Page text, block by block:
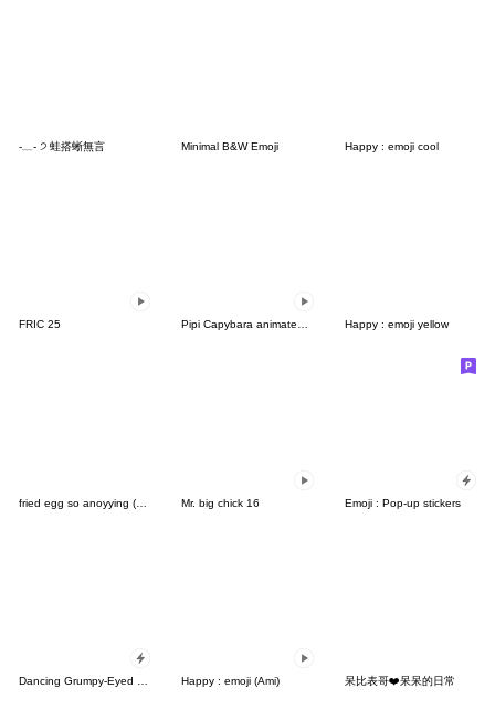
-﹏- ੭ 蛙搭蜥無言 Minimal B&W Emoji Happy : emoji cool
FRIC 25 Pipi Capybara animated 3 Happy : emoji yellow
Mr. big chick 16 Emoji : Pop-up stickers
Happy : emoji (Ami) 呆比表哥❤️呆呆的日常